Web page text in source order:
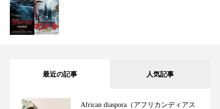
最近の記事 人気記事
African diaspora（アフリカンディアス